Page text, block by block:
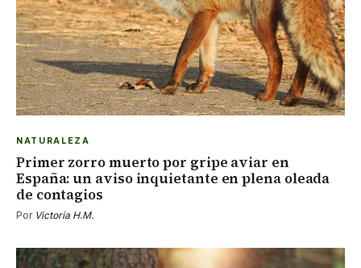
NATURALEZA
Primer zorro muerto por gripe aviar en
España: un aviso inquietante en plena oleada
de contagios
Por Victoria H.M.